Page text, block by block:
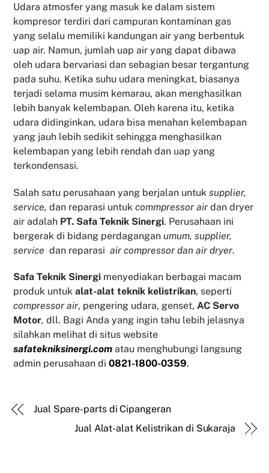
Udara atmosfer yang masuk ke dalam sistem
kompresor terdiri dari campuran kontaminan gas
yang selalu memiliki kandungan air yang berbentuk
uap air. Namun, jumlah uap air yang dapat dibawa
oleh udara bervariasi dan sebagian besar tergantung
pada suhu. Ketika suhu udara meningkat, biasanya
terjadi selama musim kemarau, akan menghasilkan
lebih banyak kelembapan. Oleh karena itu, ketika
udara didinginkan, udara bisa menahan kelembapan
yang jauh lebih sedikit sehingga menghasilkan
kelembapan yang lebih rendah dan uap yang
terkondensasi.
Salah satu perusahaan yang berjalan untuksupplier,
service, dan reparasi untukcommpressor air dan dryer
air adalah PT. Safa Teknik Sinergi. Perusahaan ini
bergerak di bidang perdaganganumum, supplier,
service dan reparasiair compressor dan air dryer.
Safa Teknik Sinergi menyediakan berbagai macam
produk untukalat-alat teknik kelistrikan, seperti
compressor air, pengering udara, genset,AC Servo
Motor, dll. Bagi Anda yang ingin tahu lebih jelasnya
silahkan melihat di situs website
safatekniksinergi.com atau menghubungi langsung
admin perusahaan di0821-1800-0359.
Jual Spare-parts di Cipangeran
Jual Alat-alat Kelistrikan di Sukaraja